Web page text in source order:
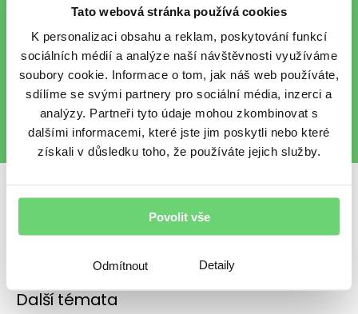
Detaily
Tato webová stránka používá cookies
K personalizaci obsahu a reklam, poskytování funkcí
sociálních médií a analýze naší návštěvnosti využíváme
soubory cookie. Informace o tom, jak náš web používáte,
sdílíme se svými partnery pro sociální média, inzerci a
analýzy. Partneři tyto údaje mohou zkombinovat s
dalšími informacemi, které jste jim poskytli nebo které
získali v důsledku toho, že používáte jejich služby.
Povolit vše
Odmítnout
Chci každý pátek vzpruhu z
finančního světa e-mailem.
Chráníme vaše osobní údaje.
Sdílet s přáteli
Další témata